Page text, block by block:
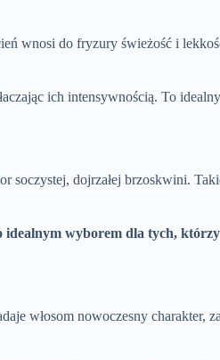
wnosi do fryzury świeżość i
ich intensywnością. To
soczystej, dojrzałej brzoskwini.
idealnym wyborem dla tych,
włosom nowoczesny charakter,